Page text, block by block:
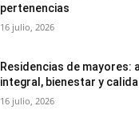
pertenencias
16 julio, 2026
Residencias de mayores:
integral, bienestar y
16 julio, 2026